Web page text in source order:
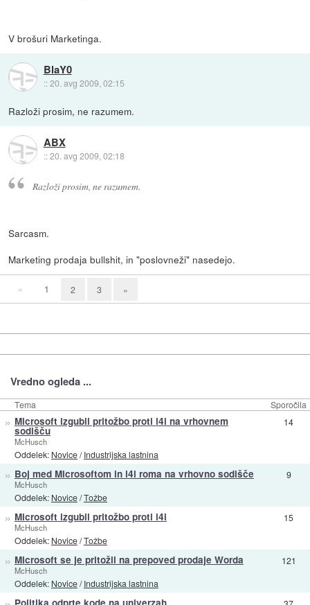
V brošuri Marketinga.
BlaY0
::20. avg 2009, 02:15
Razloži prosim, ne razumem.
ABX
::20. avg 2009, 02:18
Razloži prosim, ne razumem.
Sarcasm.
Marketing prodaja bullshit, in "poslovneži" nasedejo.
« 1 2 3 »
Vredno ogleda ...
Tema Sporočila
» Microsoft izgubil pritožbo proti i4i na vrhovnem
sodišču
McHusch
Oddelek: Novice/Industrijska lastnina
14
» Boj med Microsoftom in i4i roma na vrhovno sodišče
McHusch
Oddelek: Novice/Tožbe
9
» Microsoft izgubil pritožbo proti i4i
McHusch
Oddelek: Novice/Tožbe
15
» Microsoft se je pritožil na prepoved prodaje Worda
McHusch
Oddelek: Novice/Industrijska lastnina
121
Politika odprte kode na univerzah